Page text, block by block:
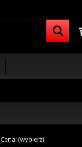
Cena: (wybierz)